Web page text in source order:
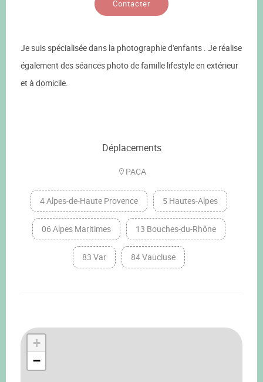
Contacter
Je suis spécialisée dans la photographie d'enfants . Je réalise
également des séances photo de famille lifestyle en extérieur
et à domicile.
Déplacements
PACA
4 Alpes-de-Haute Provence 5 Hautes-Alpes
06 Alpes Maritimes 13 Bouches-du-Rhône
83 Var 84 Vaucluse
+
−